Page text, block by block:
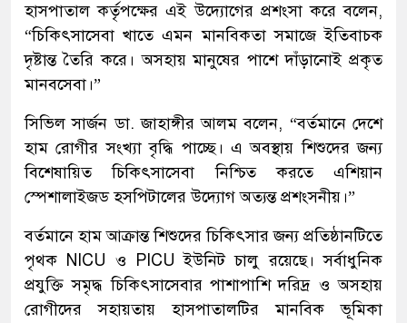
হাসপাতাল কর্তৃপক্ষের এই উদ্যোগের প্রশংসা করে বলেন,
“চিকিৎসাসেবা খাতে এমন মানবিকতা সমাজে ইতিবাচক
দৃষ্টান্ত তৈরি করে। অসহায় মানুষের পাশে দাঁড়ানোই প্রকৃত
মানবসেবা।”
সিভিল সার্জন ডা. জাহাঙ্গীর আলম বলেন, “বর্তমানে দেশে
হাম রোগীর সংখ্যা বৃদ্ধি পাচ্ছে। এ অবস্থায় শিশুদের জন্য
বিশেষায়িত চিকিৎসাসেবা নিশ্চিত করতে এশিয়ান
স্পেশালাইজড হসপিটালের উদ্যোগ অত্যন্ত প্রশংসনীয়।”
বর্তমানে হাম আক্রান্ত শিশুদের চিকিৎসার জন্য প্রতিষ্ঠানটিতে
পৃথক NICU ও PICU ইউনিট চালু রয়েছে। সর্বাধুনিক
প্রযুক্তি সমৃদ্ধ চিকিৎসাসেবার পাশাপাশি দরিদ্র ও অসহায়
রোগীদের সহায়তায় হাসপাতালটির মানবিক ভূমিকা